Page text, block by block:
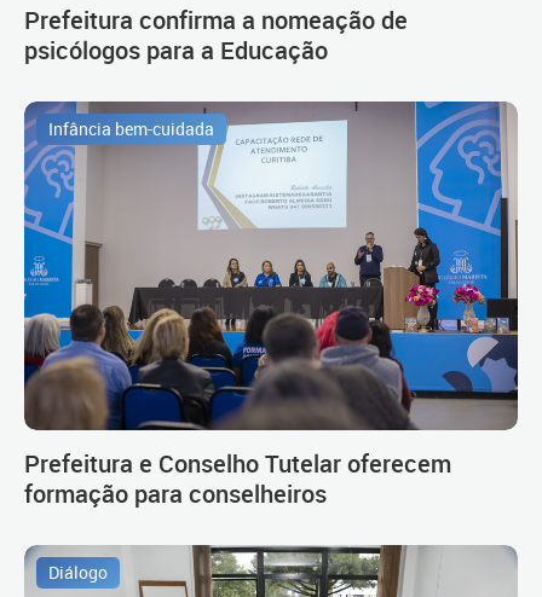
Prefeitura confirma a nomeação de
psicólogos para a Educação
Infância bem-cuidada
Prefeitura e Conselho Tutelar oferecem
formação para conselheiros
Diálogo